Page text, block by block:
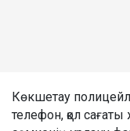
Көкшетау
телефон, қол